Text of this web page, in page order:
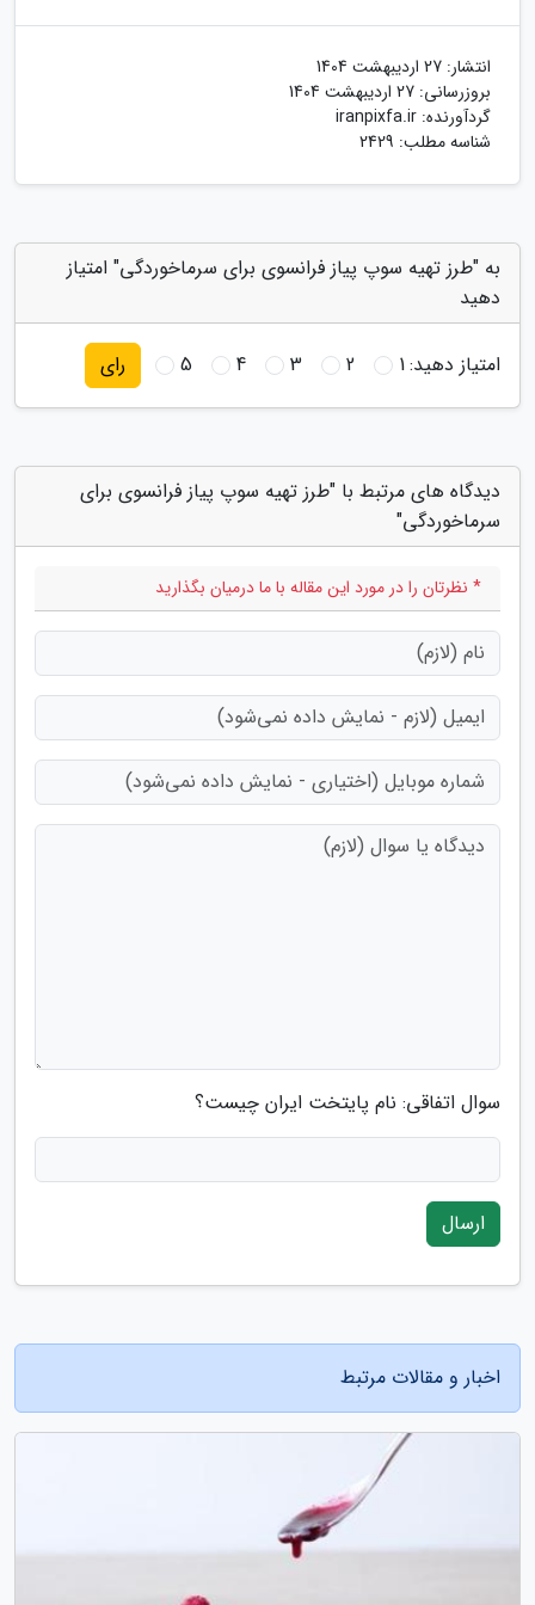
انتشار: 27 اردیبهشت 1404
بروزرسانی: 27 اردیبهشت 1404
گردآورنده: iranpixfa.ir
شناسه مطلب: 2429
به "طرز تهیه سوپ پیاز فرانسوی برای سرماخوردگی" امتیاز
دهید
امتیاز دهید:1
2
3
4
5 رای
دیدگاه های مرتبط با "طرز تهیه سوپ پیاز فرانسوی برای
سرماخوردگی"
* نظرتان را در مورد این مقاله با ما درمیان بگذارید
سوال اتفاقی: نام پایتخت ایران چیست؟
ارسال
اخبار و مقالات مرتبط